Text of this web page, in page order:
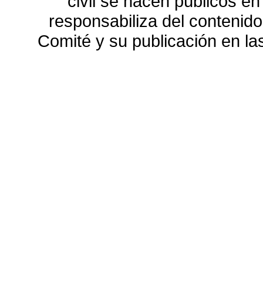
responsabiliza del
Comité y su publicación en